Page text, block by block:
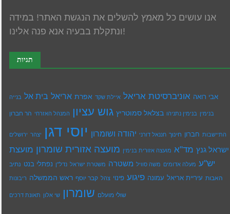
אנו עושים כל מאמץ להשלים את הנגשת האתר! במידה
ונתקלת בבעיה אנא פנה אלינו!
תגיות
אבי רואה אוניברסיטת אריאל איילת שקד אפרת אריאל בית אל בנייה
בנימין בנימין נתניהו בצלאל סמוטריץ גוש עציון המנהל האזרחי הר חברון
התיישבות חברון חינוך חננאל דורני יהודה ושומרון יוסי דגן יצהר ירושלים
ישראל גנץ מד"א מועצה אזורית בנימין מועצה אזורית שומרון מועצת
יש''ע מעלה אדומים משה סוויל משטרה משטרת ישראל נדל''ן נפתלי בנט נתיב
האבות עיריית אריאל עמונה פיגוע פינוי צהל קבר יוסף ראש הממשלה ריבונות
שולי מועלם שומרון שי אלון תאונת דרכים